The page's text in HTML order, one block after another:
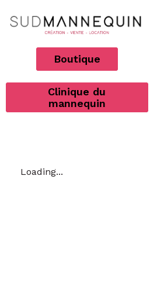
Boutique
Clinique du
mannequin
Loading...